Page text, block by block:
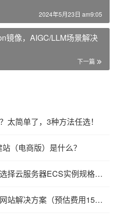
2024年5月23日 am9:05
镜像，AIGC/LLM场景解决
下一篇
太简单了，3种方法任选！
（电商版）是什么？
阿里云搭建企业官网如何选择云服务器ECS实例规格？看这一篇你就懂了
阿里云高效搭建企业门户网站解决方案（预估费用15元）